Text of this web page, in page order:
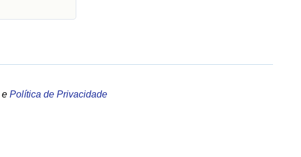
e Política de Privacidade